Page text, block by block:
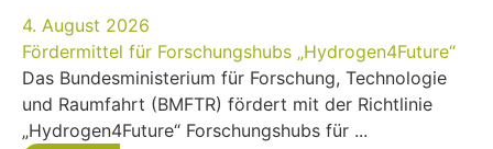
4. August 2026
Fördermittel für Forschungshubs „Hydrogen4Future“
Das Bundesministerium für Forschung, Technologie
und Raumfahrt (BMFTR) fördert mit der Richtlinie
„Hydrogen4Future“ Forschungshubs für ...